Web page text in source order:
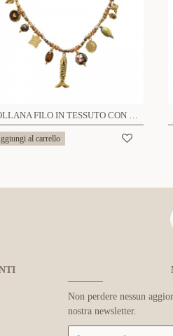
COLLANA FILO IN TESSUTO CON CHARMS PESCE - YNK24168B830
al carrello
Non perdere nessun
nostra newsletter.